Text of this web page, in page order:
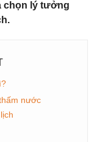
chọn lý tưởng
nước